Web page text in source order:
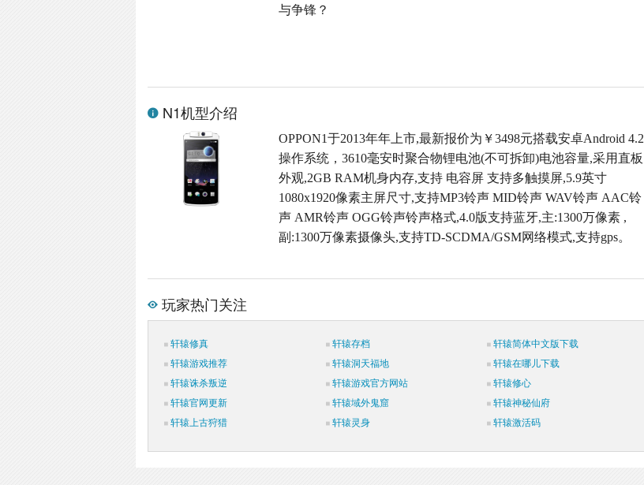
与争锋？
N1机型介绍
OPPON1于2013年年上市,最新报价为￥3498元搭载安卓Android 4.2
操作系统，3610毫安时聚合物锂电池(不可拆卸)电池容量,采用直板
外观,2GB RAM机身内存,支持 电容屏 支持多触摸屏,5.9英寸
1080x1920像素主屏尺寸,支持MP3铃声 MID铃声 WAV铃声 AAC铃
声 AMR铃声 OGG铃声铃声格式,4.0版支持蓝牙,主:1300万像素 ,
副:1300万像素摄像头,支持TD-SCDMA/GSM网络模式,支持gps。
玩家热门关注
轩辕修真 轩辕存档
轩辕简体中文版下载
轩辕游戏推荐
轩辕洞天福地
轩辕在哪儿下载
轩辕诛杀叛逆
轩辕游戏官方网站
轩辕修心
轩辕官网更新
轩辕域外鬼窟
轩辕神秘仙府
轩辕上古狩猎
轩辕灵身 轩辕激活码